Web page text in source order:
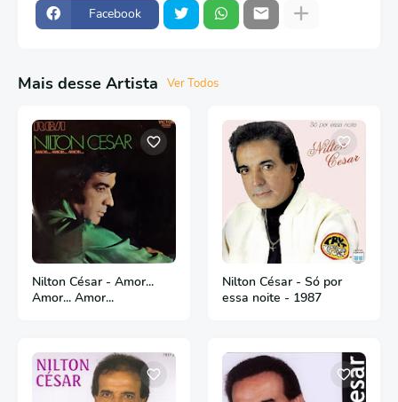
Facebook
Mais desse Artista Ver Todos
Nilton César - Amor...
Amor... Amor...
Nilton César - Só por
essa noite - 1987